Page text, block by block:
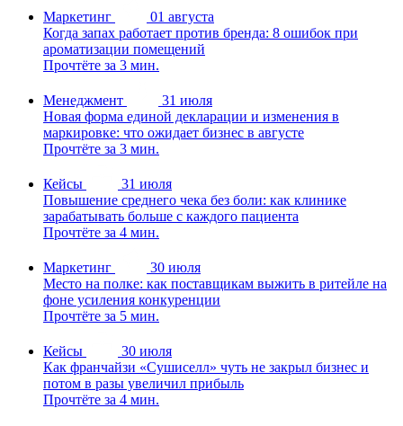
Маркетинг
01 августа
Когда запах работает против бренда: 8 ошибок при
ароматизации помещений
Прочтёте за 3 мин.
Менеджмент
31 июля
Новая форма единой декларации и изменения в
маркировке: что ожидает бизнес в августе
Прочтёте за 3 мин.
Кейсы
31 июля
Повышение среднего чека без боли: как клинике
зарабатывать больше с каждого пациента
Прочтёте за 4 мин.
Маркетинг
30 июля
Место на полке: как поставщикам выжить в ритейле на
фоне усиления конкуренции
Прочтёте за 5 мин.
Кейсы
30 июля
Как франчайзи «Сушиселл» чуть не закрыл бизнес и
потом в разы увеличил прибыль
Прочтёте за 4 мин.